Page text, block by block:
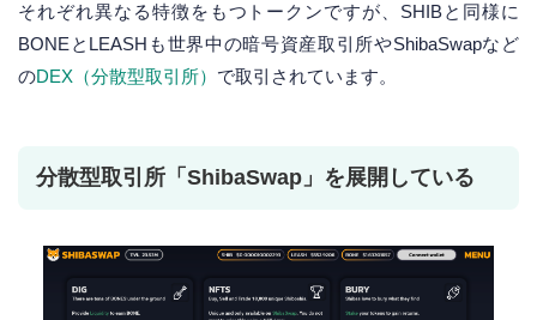
それぞれ異なる特徴をもつトークンですが、SHIBと同様に
BONEとLEASHも世界中の暗号資産取引所やShibaSwapなど
のDEX（分散型取引所） で取引されています。
分散型取引所「ShibaSwap」を展開している